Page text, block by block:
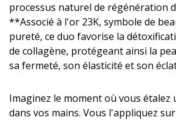
processus naturel de régénération
**Associé à l'or 23K, symbole de
pureté, ce duo favorise la
de collagène, protégeant ainsi la
sa fermeté, son élasticité et son
Imaginez le moment où vous étalez
dans vos mains. Vous l'appliquez